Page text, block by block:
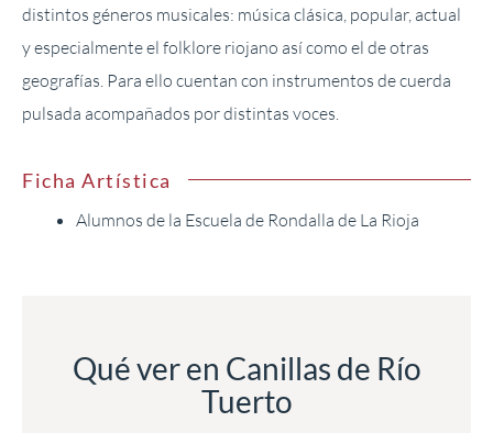
distintos géneros musicales: música clásica, popular, actual
y especialmente el folklore riojano así como el de otras
geografías. Para ello cuentan con instrumentos de cuerda
pulsada acompañados por distintas voces.
Ficha Artística
Alumnos de la Escuela de Rondalla de La Rioja
Qué ver en Canillas de Río
Tuerto